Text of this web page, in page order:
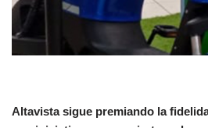
Altavista sigue premiando la